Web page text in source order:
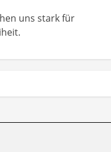
uns stark für